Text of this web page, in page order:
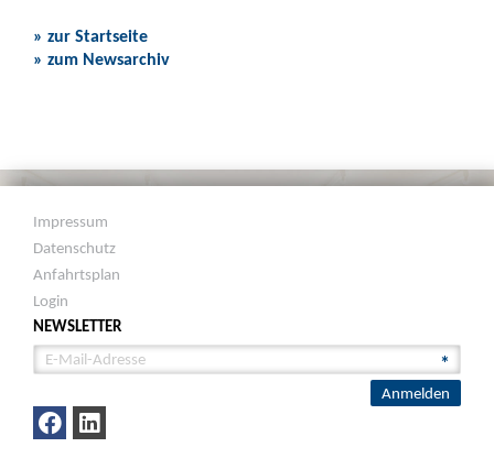
» zur Startseite
» zum Newsarchiv
Impressum
Datenschutz
Anfahrtsplan
Login
NEWSLETTER